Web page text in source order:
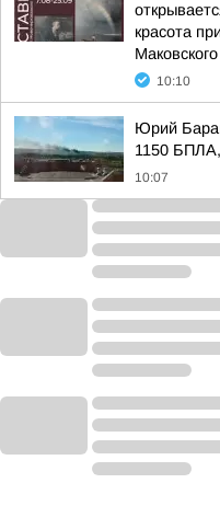
красота
10:10
Юрий
1150
10:07